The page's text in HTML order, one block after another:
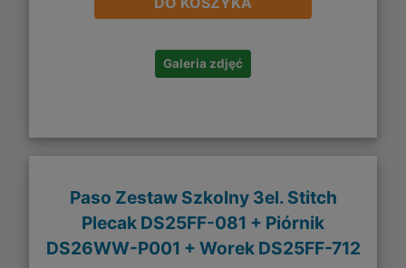
Galeria zdjęć
Paso Zestaw Szkolny 3el. Stitch
Plecak DS25FF-081 + Piórnik
DS26WW-P001 + Worek DS25FF-712